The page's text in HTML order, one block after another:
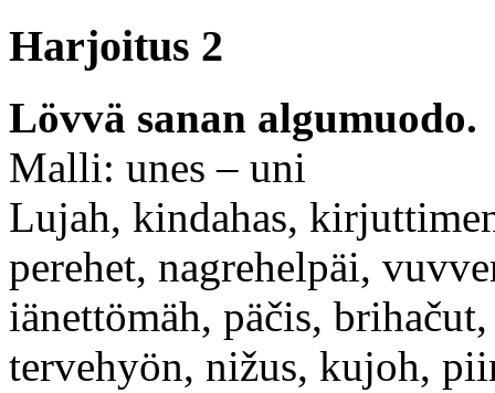
Harjoitus 2
Lövvä sanan algumuodo.
Malli: unes – uni
Lujah, kindahas,
perehet, nagrehelpäi,
iänettömäh, päčis,
tervehyön, nižus, kujoh,